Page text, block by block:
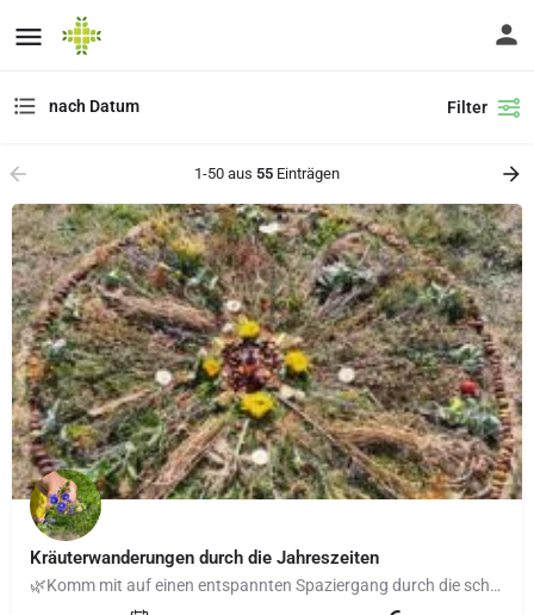
nach Datum Filter
1-50 aus 55 Einträgen
Kräuterwanderungen durch die Jahreszeiten
🌿Komm mit auf einen entspannten Spaziergang durch die schöne Natur Dautphetals und lerne die heimischen…